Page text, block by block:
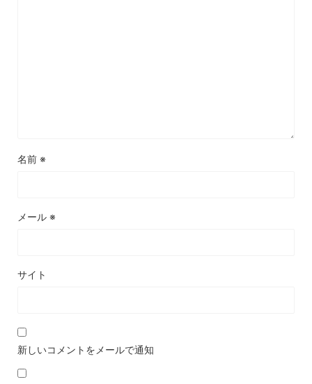
名前 ※
メール ※
サイト
新しいコメントをメールで通知